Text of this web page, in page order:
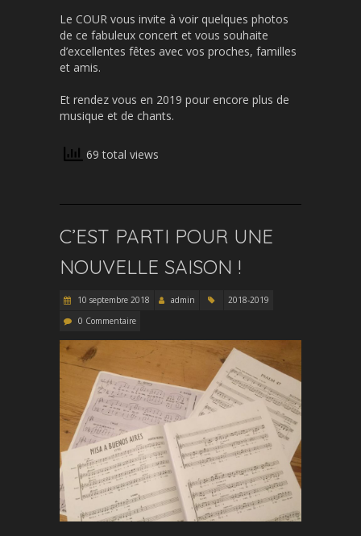
Le COUR vous invite à voir quelques photos
de ce fabuleux concert et vous souhaite
d’excellentes fêtes avec vos proches, familles
et amis.
Et rendez vous en 2019 pour encore plus de
musique et de chants.
69 total views
C’EST PARTI POUR UNE
NOUVELLE SAISON !
10 septembre 2018 admin
2018-2019
0 Commentaire